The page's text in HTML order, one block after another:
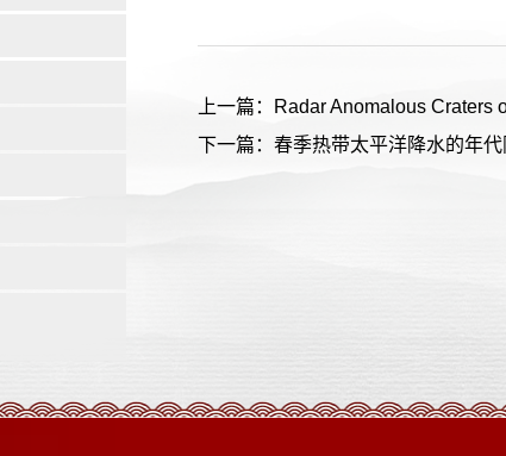
上一篇：Radar Anomalous Craters
下一篇：春季热带太平洋降水的年